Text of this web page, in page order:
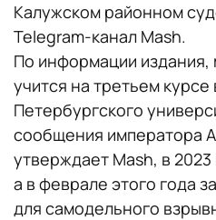
Калужском районном
Telegram-канал Mash.
По информации издания,
учится на третьем
Петербургского
сообщения императора
утверждает Mash, в
а в феврале этого года
для самодельного